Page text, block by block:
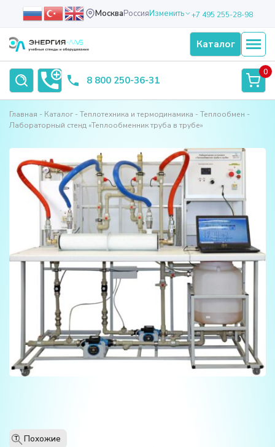
МоскваРоссияИзменить +7 495 255-28-98
Каталог
8 800 250-36-31
0
Главная Каталог Теплотехника и термодинамика
Теплообмен
Лабораторный стенд «Теплообменник труба в трубе»
T Похожие